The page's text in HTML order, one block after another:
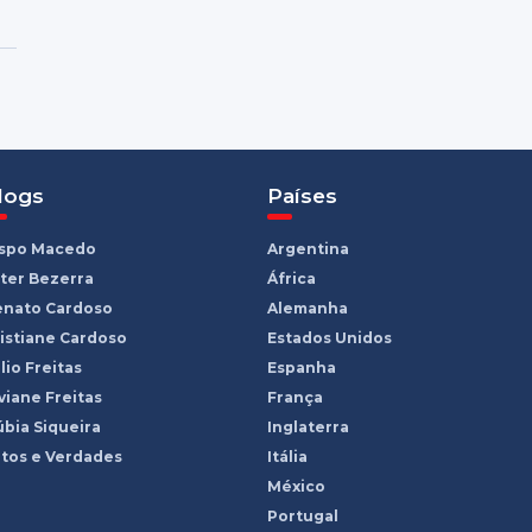
Macedo
Bezerra
Cardoso
Cardoso
Freitas
Freitas
Siqueira
e Verdades
Países
Argentina
África
Alemanha
Estados Unidos
Espanha
França
Inglaterra
Itália
México
Portugal